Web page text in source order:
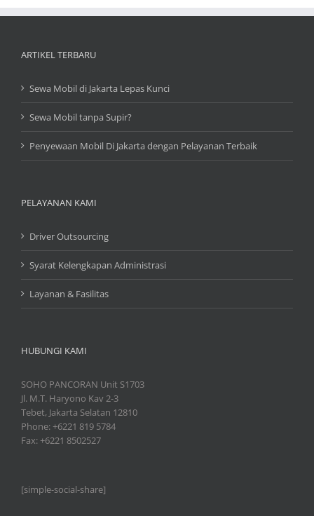
ARTIKEL TERBARU
Sewa Mobil di Jakarta Lepas Kunci
Sewa Mobil tanpa Supir?
Penyewaan Mobil Di Jakarta dengan Pelayanan Terbaik
PELAYANAN KAMI
Driver Outsourcing
Syarat Kelengkapan Administrasi
Layanan & Fasilitas
HUBUNGI KAMI
SOHO PANCORAN Unit S1703
Jl. M.T. Haryono Kav 2-3
Tebet, Jakarta Selatan 12810
Phone: +6221 819 5784
Fax: +6221 8502527
[simple-social-share]